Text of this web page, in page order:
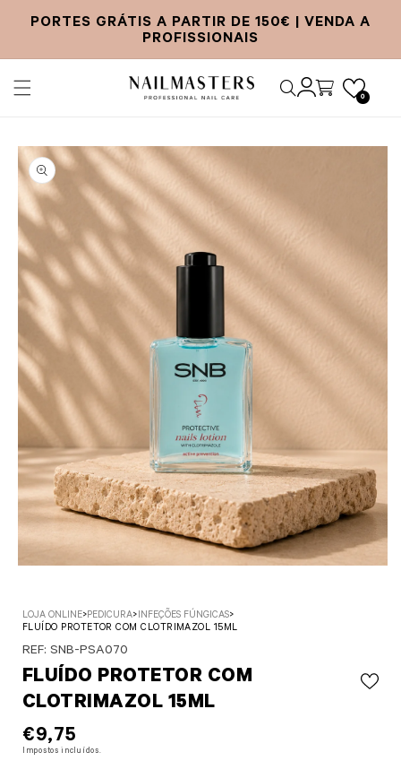
para o conteúdo
PORTES GRÁTIS A PARTIR DE 150€ | VENDA A
PROFISSIONAIS
Iniciar sessão
Carrinho
0
a informação do produto
LOJA ONLINE>PEDICURA>INFEÇÕES FÚNGICAS>
FLUÍDO PROTETOR COM CLOTRIMAZOL 15ML
SKU:
REF: SNB-PSA070
FLUÍDO PROTETOR COM
CLOTRIMAZOL 15ML
PREÇO NORMAL
€9,75
Impostos incluídos.
E-mail